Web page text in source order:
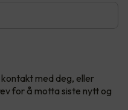
med deg, eller
for å motta siste nytt og